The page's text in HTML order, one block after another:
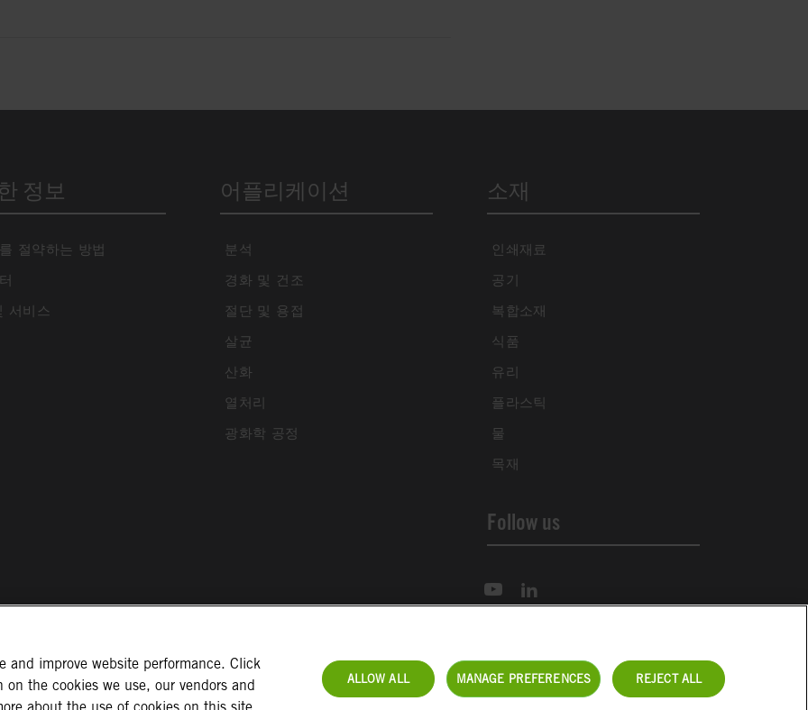
정보
절약하는 방법
서비스
어플리케이션
분석
경화 및 건조
절단 및 용접
살균
산화
열처리
광화학 공정
소재
인쇄재료
공기
복합소재
식품
유리
플라스틱
물
목재
Follow us
이용약관 회사정보 개인정보 정책 쿠키정보 법적고지 연락처
and improve website performance. Click
the cookies we use, our vendors and
MANAGE PREFERENCES REJECT ALL
ALLOW ALL